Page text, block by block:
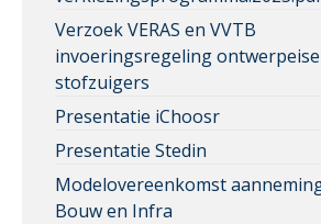
Verzoek VERAS en VVTB
invoeringsregeling
stofzuigers
Presentatie iChoosr
Presentatie Stedin
Modelovereenkomst
Bouw en Infra